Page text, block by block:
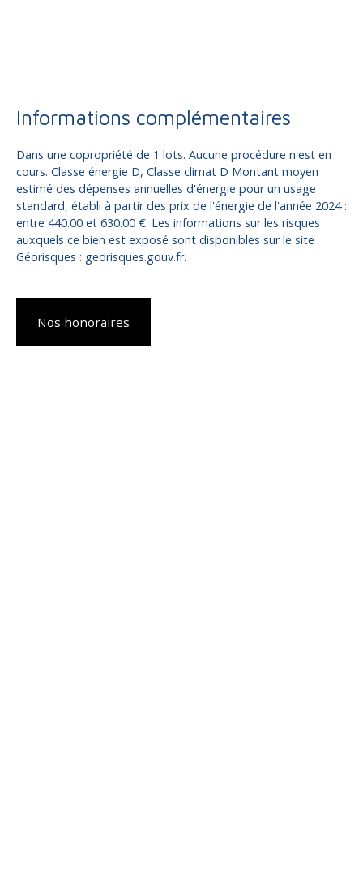
Informations complémentaires
Dans une copropriété de 1 lots. Aucune procédure n'est en
cours. Classe énergie D, Classe climat D Montant moyen
estimé des dépenses annuelles d'énergie pour un usage
standard, établi à partir des prix de l'énergie de l'année 2024 :
entre 440.00 et 630.00 €. Les informations sur les risques
auxquels ce bien est exposé sont disponibles sur le site
Géorisques : georisques.gouv.fr.
Nos honoraires